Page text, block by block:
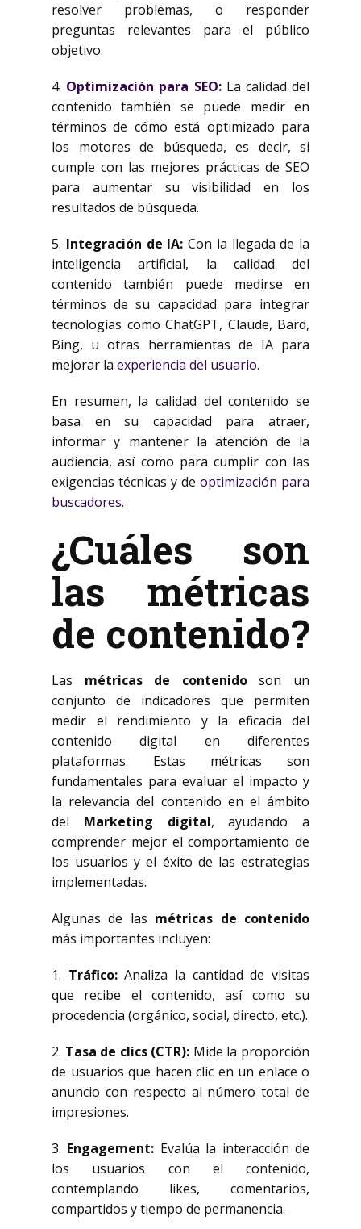
resolver problemas, o responder
preguntas relevantes para el público
objetivo.
4. Optimización para SEO:La calidad del
contenido también se puede medir en
términos de cómo está optimizado para
los motores de búsqueda, es decir, si
cumple con las mejores prácticas de SEO
para aumentar su visibilidad en los
resultados de búsqueda.
5. Integración de IA: Con la llegada de la
inteligencia artificial, la calidad del
contenido también puede medirse en
términos de su capacidad para integrar
tecnologías como ChatGPT, Claude, Bard,
Bing, u otras herramientas de IA para
mejorar la experiencia del usuario.
En resumen, la calidad del contenido se
basa en su capacidad para atraer,
informar y mantener la atención de la
audiencia, así como para cumplir con las
exigencias técnicas y de optimización para
buscadores.
¿Cuáles son
las métricas
de contenido?
Las métricas de contenidoson un
conjunto de indicadores que permiten
medir el rendimiento y la eficacia del
contenido digital en diferentes
plataformas. Estas métricas son
fundamentales para evaluar el impacto y
la relevancia del contenido en el ámbito
del Marketing digital, ayudando a
comprender mejor el comportamiento de
los usuarios y el éxito de las estrategias
implementadas.
Algunas de las métricas de contenido
más importantes incluyen:
1. Tráfico:Analiza la cantidad de visitas
que recibe el contenido, así como su
procedencia (orgánico, social, directo, etc.).
2. Tasa de clics (CTR): Mide la proporción
de usuarios que hacen clic en un enlace o
anuncio con respecto al número total de
impresiones.
3. Engagement: Evalúa la interacción de
los usuarios con el contenido,
contemplando likes, comentarios,
compartidos y tiempo de permanencia.